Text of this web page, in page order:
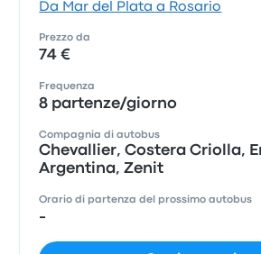
Da Mar del Plata a Rosario
Prezzo da
74 €
Frequenza
8 partenze/giorno
Compagnia di autobus
Chevallier, Costera Criolla,
Argentina, Zenit
Orario di partenza del prossimo autobus
-